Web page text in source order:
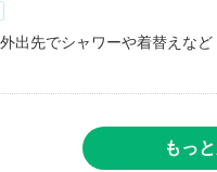
出先でシャワーや着替えな
もっ